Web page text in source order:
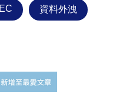
資料外洩